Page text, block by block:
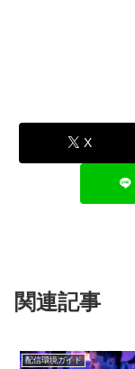
X
関連記事
配信環境ガイド